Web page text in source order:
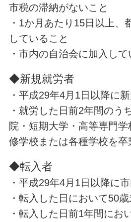
市税の滞納がないこと
・1か月あたり15日以上、
していること
・市内の自治会に加入して
◆新規就労者
・平成29年4月1日以降に
・就労した日前2年間のう
院・短期大学・高等専門
修学校または各種学校を卒
◆転入者
・平成29年4月1日以降に
・転入した日において50
・転入した日前1年間にお